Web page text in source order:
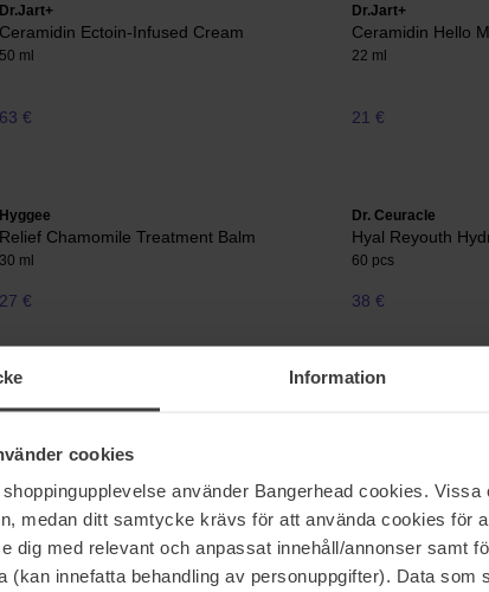
Information
cookies
använder Bangerhead cookies.
medan ditt samtycke krävs för att använda cookies för
dig med relevant och anpassat innehåll/annonser samt
(kan innefatta behandling av personuppgifter). Data som
Dr.Jart+
Ceramidin Ectoin-Infused Cream
50 ml
63 €
Dr.Jart+
Ceramidin Hello
22 ml
21 €
Hyggee
Relief Chamomile Treatment Balm
30 ml
27 €
Dr. Ceuracle
Hyal Reyouth
60 pcs
38 €
50 g